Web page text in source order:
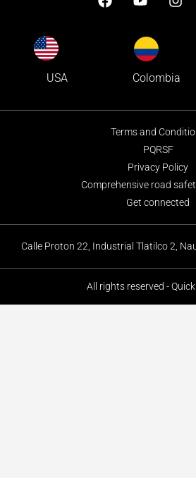
USA Colombia
Terms and
PQRSF
Privacy Policy
Comprehensive road
Get connected
Calle Proton 22, Industrial Tlatilco 2,
All rights reserved -